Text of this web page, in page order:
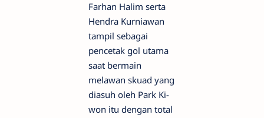
Farhan Halim serta
Hendra Kurniawan
tampil sebagai
pencetak gol utama
saat bermain
melawan skuad yang
diasuh oleh Park Ki-
won itu dengan total